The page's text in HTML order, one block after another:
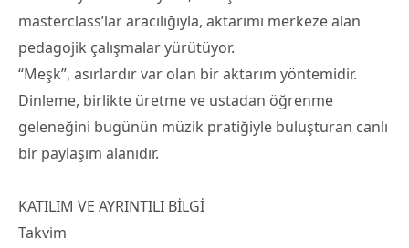
masterclass’lar aracılığıyla, aktarımı merkeze alan
pedagojik çalışmalar yürütüyor.
“Meşk”, asırlardır var olan bir aktarım yöntemidir.
Dinleme, birlikte üretme ve ustadan öğrenme
geleneğini bugünün müzik pratiğiyle buluşturan canlı
bir paylaşım alanıdır.
KATILIM VE AYRINTILI BİLGİ​
Takvim